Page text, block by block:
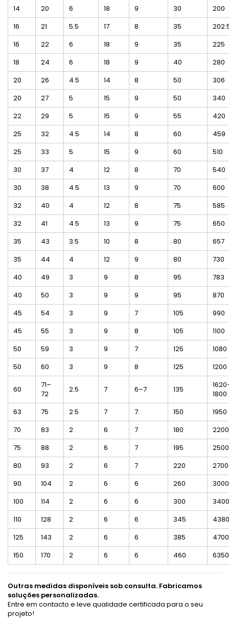
14 20 6 18 9 30
200
16
21 5.5 17 8 35
16
22 6 18 9 35
225
18
24 6 18 9 40
280
20
26 4.5 14 8 50
306
20
27 5 15 9 50
340
22
29 5 15 9 55
420
25
32 4.5 14 8 60
459
25
33 5 15 9 60
510
30
37 4 12 8 70
540
30
38 4.5 13 9 70
600
32
40 4 12 8 75
585
32
41 4.5 13 9 75
650
35
43 3.5 10 8 80
657
35
44 4 12 9 80
730
40
49 3 9 8 95
783
40
50 3 9 9 95
870
45
54 3 9 7 105
990
45
55 3 9 8 105
1100
50
59 3 9 7 125
1080
50
60 3 9 8 125 1200
60
71–
72
2.5 7 6–7 135
1800
63
75 2.5 7 7 150
1950
70
83 2 6 7 180
2200
75
88 2 6 7 195
2500
80
93 2 6 7 220
2700
90
104 2 6 6 260
3000
100
114 2 6 6 300
3400
110
128 2 6 6 345
4380
125
143 2 6 6 385
4700
150
170 2 6 6 460 6350
Outras medidas disponíveis sob consulta. Fabricamos
soluções personalizadas.
Entre em contacto e leve qualidade certificada para o seu
projeto!